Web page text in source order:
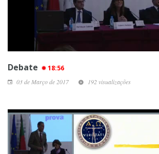
Debate 18:56
03 de Março de 2017 192 visualizações